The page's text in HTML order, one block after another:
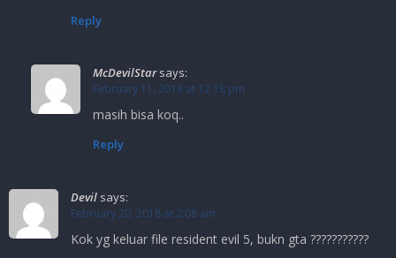
Reply
McDevilStar says:
February 11, 2018 at 12:18 pm
masih bisa koq..
Reply
Devil says:
February 20, 2018 at 2:08 am
Kok yg keluar file resident evil 5, bukn gta ???????????